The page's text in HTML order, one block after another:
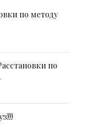
по методу
по